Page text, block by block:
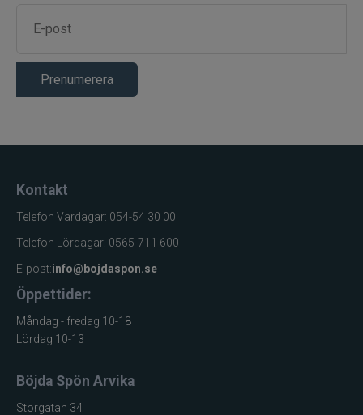
Prenumerera
Kontakt
Telefon Vardagar: 054-54 30 00
Telefon Lördagar: 0565-711 600
E-post:info@bojdaspon.se
Öppettider:
Måndag - fredag 10-18
Lördag 10-13
Böjda Spön Arvika
Storgatan 34